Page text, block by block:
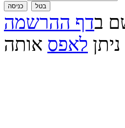
כניסה בטל
בדף ההרשמה
לאפס אותה